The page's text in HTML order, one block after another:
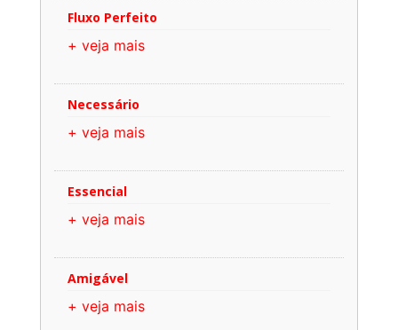
Fluxo Perfeito
+ veja mais
Necessário
+ veja mais
Essencial
+ veja mais
Amigável
+ veja mais